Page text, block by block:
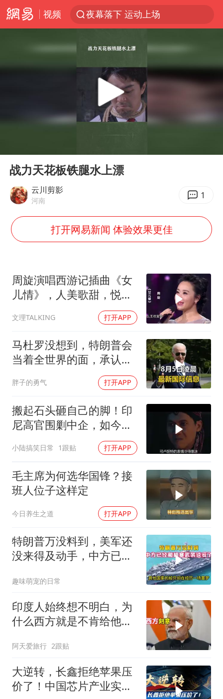
视频
夜幕落下 运动上场
泸溪河：桃酥吃出金属牙冠视频不实
男子结婚8年3个女儿均非亲生
公司“上四休三”但要降薪1000元
47岁妈妈突然产女 26岁女儿：很震惊
OpenAI为免费用户升级GPT-5.6 Luna
男子杀人后逃进深山21年活得像野人
“中国蔬菜之乡”最高温达41.8℃
如何把百年大党建设得更加坚强有力？
Play
战力天花板铁腿水上漂
云川剪影
河南 1
打开网易新闻 体验效果更佳
周旋演唱西游记插曲《女
儿情》，人美歌甜，悦耳
文理TALKING 打开APP
马杜罗没想到，特朗普会
当着全世界的面，承认一
胖子的勇气 打开APP
搬起石头砸自己的脚！印
尼高官围剿中企，如今烂
小陆搞笑日常 1跟贴 打开APP
毛主席为何选华国锋？接
班人位子这样定
今日养生之道 打开APP
特朗普万没料到，美军还
没来得及动手，中方已经
趣味萌宠的日常
印度人始终想不明白，为
什么西方就是不肯给他们
阿天爱旅行 2跟贴
大逆转，长鑫拒绝苹果压
价了！中国芯片产业实现